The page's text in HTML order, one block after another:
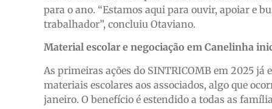
para o ano. “Estamos aqui para ouvir, apoiar e
trabalhador”, concluiu Otaviano.
Material escolar e negociação em Canelinha
As primeiras ações do SINTRICOMB em 2025
materiais escolares aos associados, algo que
janeiro. O benefício é estendido a todas as